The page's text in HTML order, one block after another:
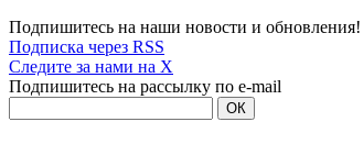
Подпишитесь на наши новости и обновления!
Подписка через RSS
Следите за нами на X
Подпишитесь на рассылку по e-mail